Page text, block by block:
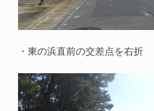
・東の浜直前の交差点を右折